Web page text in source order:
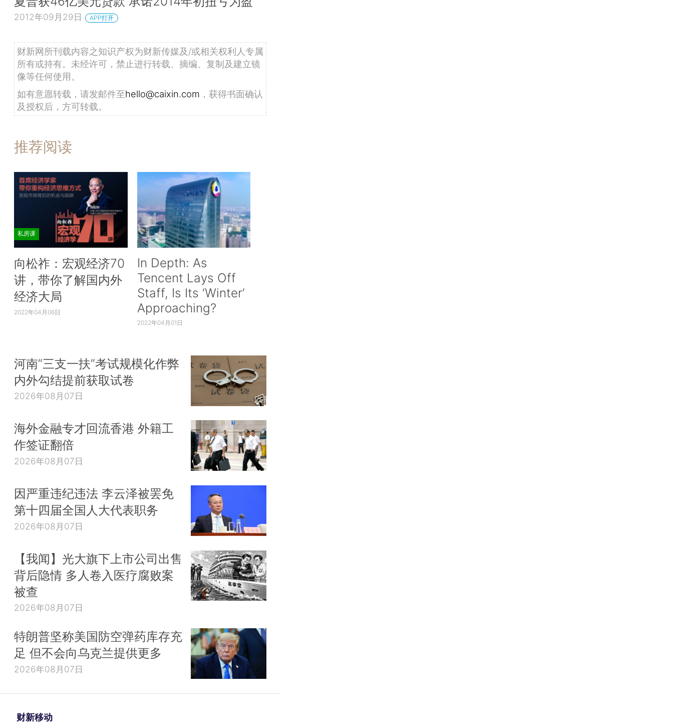
2012年09月29日 APP打开
财新网所刊载内容之知识产权为财新传媒及/或相关权利人专属
所有或持有。未经许可，禁止进行转载、摘编、复制及建立镜
像等任何使用。
如有意愿转载，请发邮件至hello@caixin.com ，获得书面确认
及授权后，方可转载。
推荐阅读
私房课
向松祚：宏观经济70
讲，带你了解国内外
经济大局
2022年04月06日
In Depth: As
Tencent Lays Off
Staff, Is Its ‘Winter’
Approaching?
2022年04月01日
河南“三支一扶”考试规模化作弊
内外勾结提前获取试卷
2026年08月07日
海外金融专才回流香港 外籍工
作签证翻倍
2026年08月07日
因严重违纪违法 李云泽被罢免
第十四届全国人大代表职务
2026年08月07日
【我闻】光大旗下上市公司出售
背后隐情 多人卷入医疗腐败案
被查
2026年08月07日
特朗普坚称美国防空弹药库存充
足 但不会向乌克兰提供更多
2026年08月07日
财新移动